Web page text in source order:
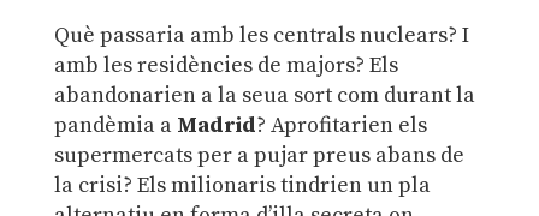
Què passaria amb les centrals nuclears? I
amb les residències de majors? Els
abandonarien a la seua sort com durant la
pandèmia a Madrid? Aprofitarien els
supermercats per a pujar preus abans de
la crisi? Els milionaris tindrien un pla